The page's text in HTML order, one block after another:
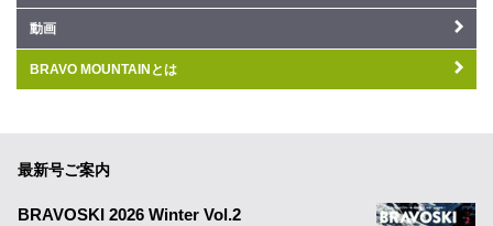
動画
BRAVO MOUNTAINとは
最新号ご案内
BRAVOSKI 2026 Winter Vol.2